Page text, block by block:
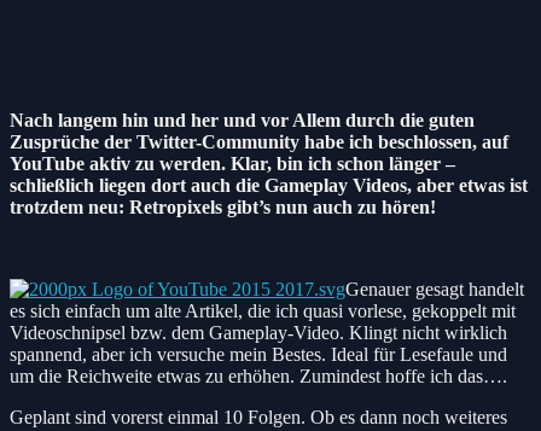
Nach langem hin und her und vor Allem durch die guten
Zusprüche der Twitter-Community habe ich beschlossen, auf
YouTube aktiv zu werden. Klar, bin ich schon länger –
schließlich liegen dort auch die Gameplay Videos, aber etwas ist
trotzdem neu: Retropixels gibt’s nun auch zu hören!
Genauer gesagt handelt
es sich einfach um alte Artikel, die ich quasi vorlese, gekoppelt mit
Videoschnipsel bzw. dem Gameplay-Video. Klingt nicht wirklich
spannend, aber ich versuche mein Bestes. Ideal für Lesefaule und
um die Reichweite etwas zu erhöhen. Zumindest hoffe ich das….
Geplant sind vorerst einmal 10 Folgen. Ob es dann noch weiteres